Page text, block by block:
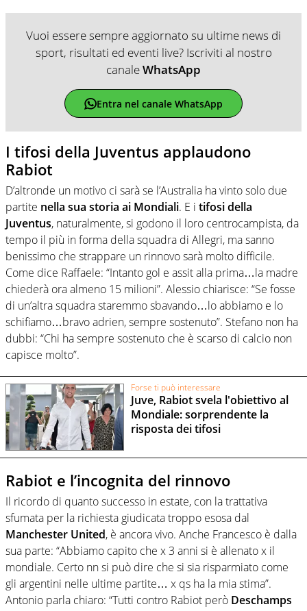
Vuoi essere sempre aggiornato su ultime news di
sport, risultati ed eventi live? Iscriviti al nostro
canaleWhatsApp
Entra nel canale WhatsApp
I tifosi della Juventus applaudono
Rabiot
D’altronde un motivo ci sarà se l’Australia ha vinto solo due
partite nella sua storia ai Mondiali. E i tifosi della
Juventus, naturalmente, si godono il loro centrocampista, da
tempo il più in forma della squadra di Allegri, ma sanno
benissimo che strappare un rinnovo sarà molto difficile.
Come dice Raffaele: “Intanto gol e assit alla prima…la madre
chiederà ora almeno 15 milioni”. Alessio chiarisce: “Se fosse
di un’altra squadra staremmo sbavando…lo abbiamo e lo
schifiamo…bravo adrien, sempre sostenuto”. Stefano non ha
dubbi: “Chi ha sempre sostenuto che è scarso di calcio non
capisce molto”.
Forse ti può interessare
Juve, Rabiot svela l'obiettivo al
Mondiale: sorprendente la
risposta dei tifosi
Rabiot e l’incognita del rinnovo
Il ricordo di quanto successo in estate, con la trattativa
sfumata per la richiesta giudicata troppo esosa dal
Manchester United, è ancora vivo. Anche Francesco è dalla
sua parte: “Abbiamo capito che x 3 anni si è allenato x il
mondiale. Certo nn si può dire che si sia risparmiato come
gli argentini nelle ultime partite… x qs ha la mia stima”.
Antonio parla chiaro: “Tutti contro Rabiot però Deschamps